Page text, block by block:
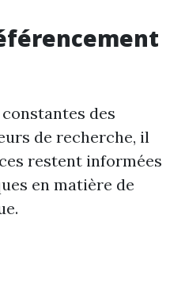
des
de recherche, il
restent informées
en matière de